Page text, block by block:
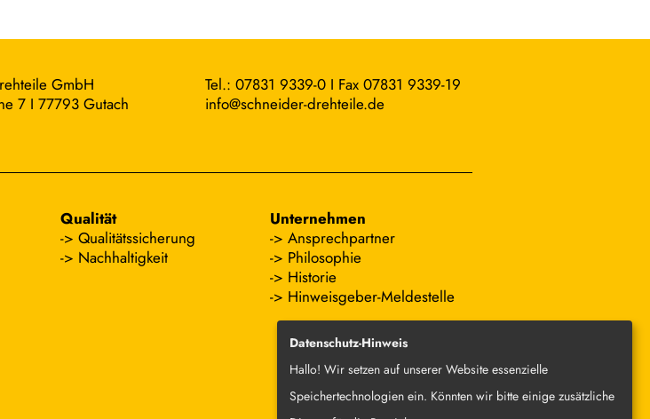
GmbH
7 I 77793 Gutach
Tel.: 07831 9339-0 I Fax 07831 9339-19
info@schneider-drehteile.de
Qualität
Qualitätssicherung
Nachhaltigkeit
Unternehmen
Ansprechpartner
Philosophie
Historie
Hinweisgeber-Meldestelle
Datenschutz-Hinweis
Hallo! Wir setzen auf unserer Website essenzielle
Speichertechnologien ein. Könnten wir bitte einige zusätzliche